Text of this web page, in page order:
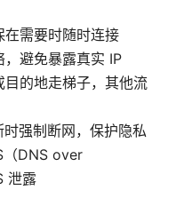
在需要时随时连接
避免暴露真实 IP
的地走梯子，其他流
强制断网，保护隐私
（DNS over
泄露